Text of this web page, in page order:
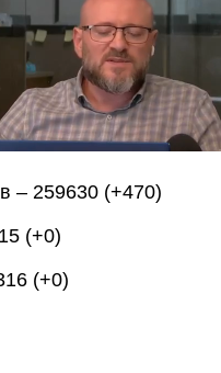
– 259630 (+470)
(+0)
(+0)